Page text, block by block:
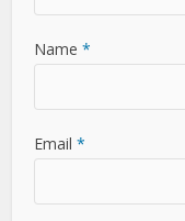
Name *
Email *